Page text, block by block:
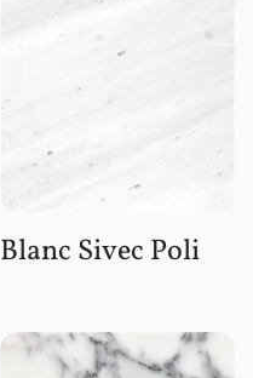
Blanc Sivec Poli